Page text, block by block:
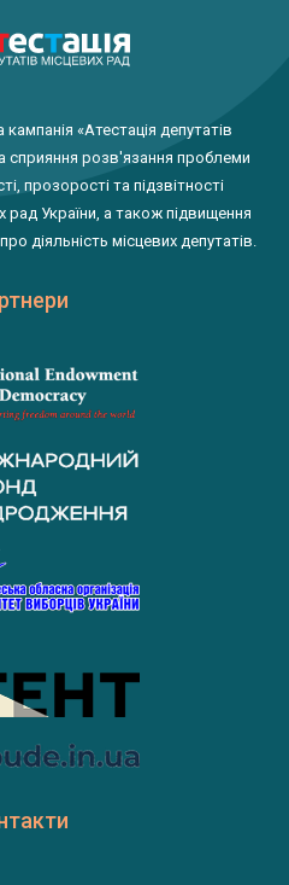
«Атестація депутатів
сприяння розв'язання проблеми
прозорості та підзвітності
рад України, а також підвищення
діяльність місцевих депутатів.